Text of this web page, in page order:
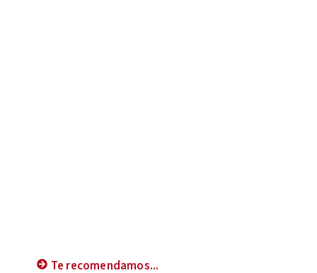
Te recomendamos...